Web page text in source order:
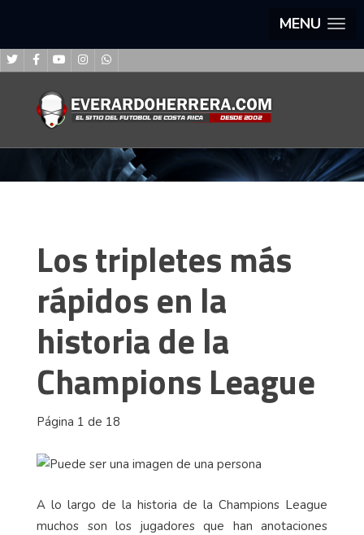
MENU
Los tripletes más
rápidos en la
historia de la
Champions League
Página 1 de 18
A lo largo de la historia de la Champions League
muchos son los jugadores que han anotaciones